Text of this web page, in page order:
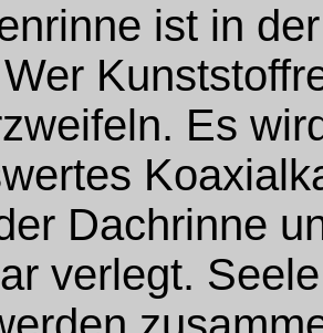
ist in
Es
Dachrinne
verlegt.